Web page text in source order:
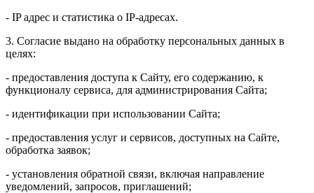
- IP адрес и статистика о IP-адресах.
3. Согласие выдано на обработку персональных данных в
целях:
- предоставления доступа к Сайту, его содержанию, к
функционалу сервиса, для администрирования Сайта;
- идентификации при использовании Сайта;
- предоставления услуг и сервисов, доступных на Сайте,
обработка заявок;
- установления обратной связи, включая направление
уведомлений, запросов, приглашений;